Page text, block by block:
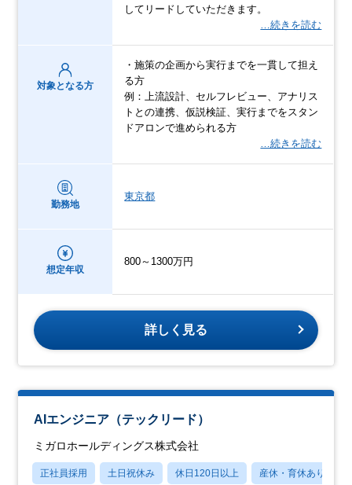
してリードしていただきます。
…続きを読む
対象となる方
・施策の企画から実行までを一貫して担え
る方
例：上流設計、セルフレビュー、アナリス
トとの連携、仮説検証、実行までをスタン
ドアロンで進められる方
…続きを読む
勤務地
東京都
想定年収
800～1300万円
詳しく見る
AIエンジニア（テックリード）
ミガロホールディングス株式会社
正社員採用 土日祝休み 休日120日以上 産休・育休あり